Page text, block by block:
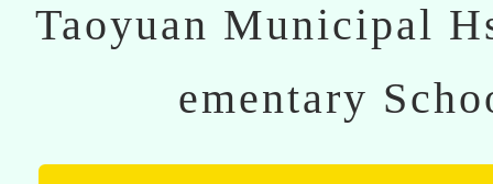
Taoyuan Municipal
ementary